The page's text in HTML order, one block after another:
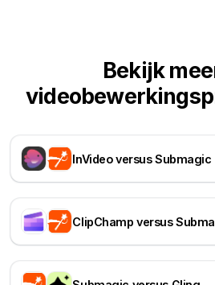
Bekijk
InVideo versus Submagic
ClipChamp versus